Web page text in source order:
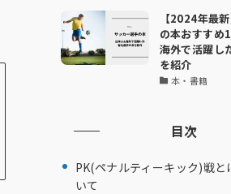
【2024年最
の本おすすめ
海外で活躍し
を紹介
本・書籍
目次
PK(ペナルティーキック)戦と
いて